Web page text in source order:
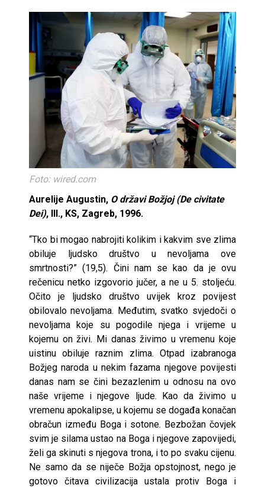
Foto: wired.com
Aurelije Augustin, O državi Božjoj (De civitate
Dei), III., KS, Zagreb, 1996.
“Tko bi mogao nabrojiti kolikim i kakvim sve zlima
obiluje ljudsko društvo u nevoljama ove
smrtnosti?” (19,5). Čini nam se kao da je ovu
rečenicu netko izgovorio jučer, a ne u 5. stoljeću.
Očito je ljudsko društvo uvijek kroz povijest
obilovalo nevoljama. Međutim, svatko svjedoči o
nevoljama koje su pogodile njega i vrijeme u
kojemu on živi. Mi danas živimo u vremenu koje
uistinu obiluje raznim zlima. Otpad izabranoga
Božjeg naroda u nekim fazama njegove povijesti
danas nam se čini bezazlenim u odnosu na ovo
naše vrijeme i njegove ljude. Kao da živimo u
vremenu apokalipse, u kojemu se događa konačan
obračun između Boga i sotone. Bezbožan čovjek
svim je silama ustao na Boga i njegove zapovijedi,
želi ga skinuti s njegova trona, i to po svaku cijenu.
Ne samo da se niječe Božja opstojnost, nego je
gotovo čitava civilizacija ustala protiv Boga i